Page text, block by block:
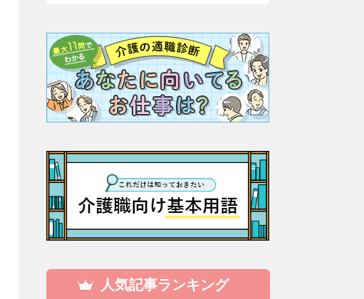
人気記事ランキング